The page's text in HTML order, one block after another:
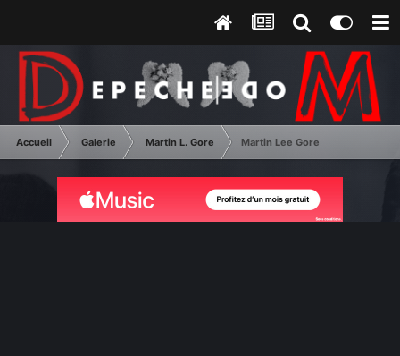
Accueil Galerie Martin L. Gore Martin Lee Gore